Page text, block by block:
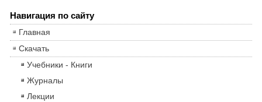
Навигация по сайту
Главная
Скачать
Учебники - Книги
Журналы
Лекции